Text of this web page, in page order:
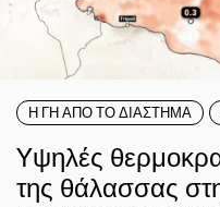
Η ΓΗ ΑΠΟ ΤΟ ΔΙΑΣΤΗΜΑ
Yψηλές
της θάλασσας